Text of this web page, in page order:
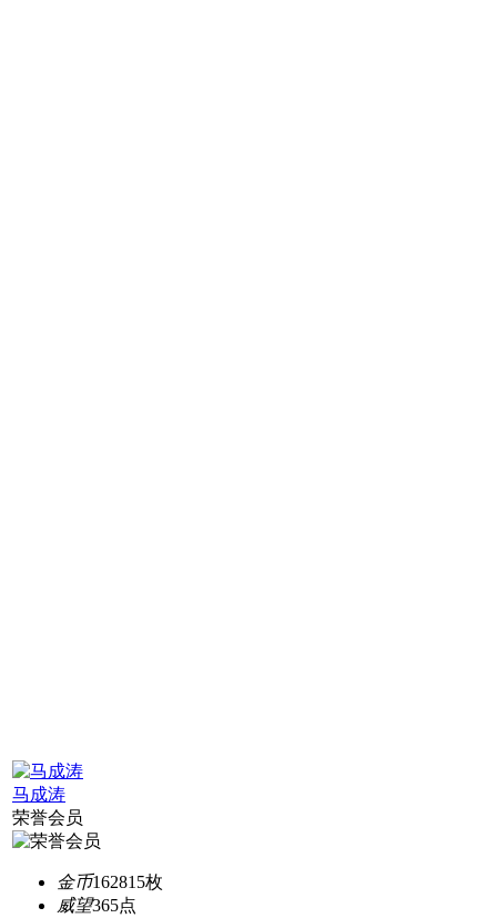
马成涛
荣誉会员
金币162815枚
威望365点